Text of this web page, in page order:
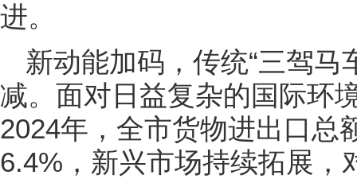
进。
新动能加码，传统“三驾马
减。面对日益复杂的国际环
2024年，全市货物进出口总
6.4%，新兴市场持续拓展，